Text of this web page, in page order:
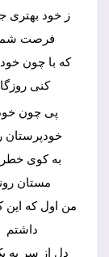
ز خود بهتری
فرصت
که با چون
کنی
پی چون
خودپرستان
به کوی
مستان
من اول که این
داشتم
دل از سر به